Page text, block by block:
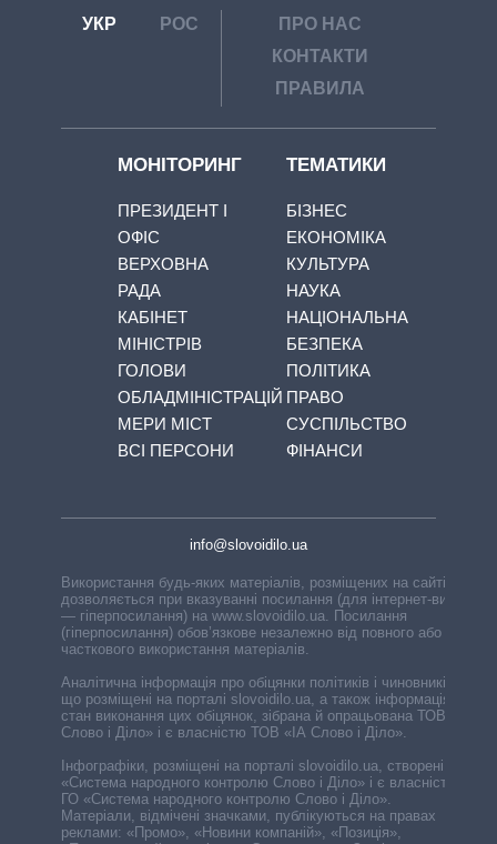
УКР РОС
ПРО НАС
КОНТАКТИ
ПРАВИЛА
МОНІТОРИНГ
ПРЕЗИДЕНТ І
ОФІС
ВЕРХОВНА
РАДА
КАБІНЕТ
МІНІСТРІВ
ГОЛОВИ
ОБЛАДМІНІСТРАЦІЙ
МЕРИ МІСТ
ВСІ ПЕРСОНИ
ТЕМАТИКИ
БІЗНЕС
ЕКОНОМІКА
КУЛЬТУРА
НАУКА
НАЦІОНАЛЬНА
БЕЗПЕКА
ПОЛІТИКА
ПРАВО
СУСПІЛЬСТВО
ФІНАНСИ
info@slovoidilo.ua
Використання будь-яких матеріалів, розміщених на сайті,
дозволяється при вказуванні посилання (для інтернет-видань
— гіперпосилання) на www.slovoidilo.ua. Посилання
(гіперпосилання) обов’язкове незалежно від повного або
часткового використання матеріалів.
Аналітична інформація про обіцянки політиків і чиновників,
що розміщені на порталі slovoidilo.ua, а також інформація про
стан виконання цих обіцянок, зібрана й опрацьована ТОВ «ІА
Слово і Діло» і є власністю ТОВ «ІА Слово і Діло».
Інфографіки, розміщені на порталі slovoidilo.ua, створені ГО
«Система народного контролю Слово і Діло» і є власністю
ГО «Система народного контролю Слово і Діло».
Матеріали, відмічені значками, публікуються на правах
реклами: «Промо», «Новини компаній», «Позиція»,